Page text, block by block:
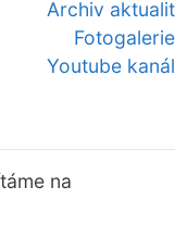
Archiv aktualit
Fotogalerie
Youtube kanál
na